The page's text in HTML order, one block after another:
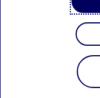
Bli med når vi
9. mai. Meld deg